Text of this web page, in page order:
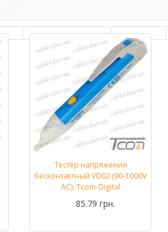
Подробнее...
Тестер напряжения
бесконтактный VD02 (90-1000V
AC), Tcom-Digital
85.79 грн.